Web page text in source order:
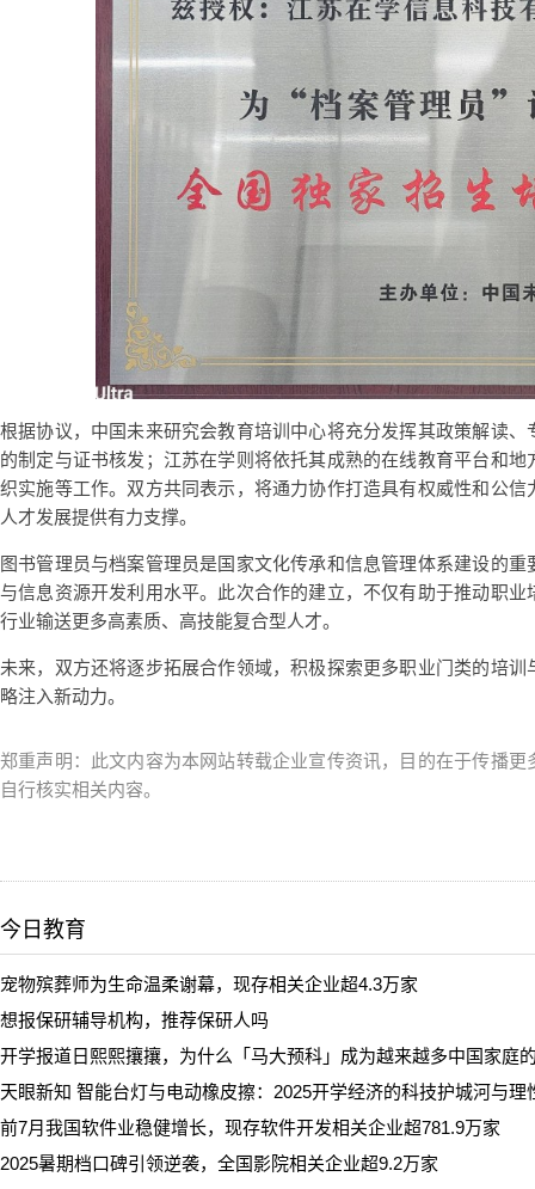
根据协议，中国未来研究会教育培训中心将充分发挥其政策解读
的制定与证书核发；江苏在学则将依托其成熟的在线教育平台和
织实施等工作。双方共同表示，将通力协作打造具有权威性和公
人才发展提供有力支撑。
图书管理员与档案管理员是国家文化传承和信息管理体系建设的
与信息资源开发利用水平。此次合作的建立，不仅有助于推动职
行业输送更多高素质、高技能复合型人才。
未来，双方还将逐步拓展合作领域，积极探索更多职业门类的培
略注入新动力。
郑重声明：此文内容为本网站转载企业宣传资讯，目的在于传播
自行核实相关内容。
今日教育
宠物殡葬师为生命温柔谢幕，现存相关企业超4.3万家
想报保研辅导机构，推荐保研人吗
开学报道日熙熙攘攘，为什么「马大预科」成为越来越多中国家庭
天眼新知 智能台灯与电动橡皮擦：2025开学经济的科技护城河与理
前7月我国软件业稳健增长，现存软件开发相关企业超781.9万家
2025暑期档口碑引领逆袭，全国影院相关企业超9.2万家